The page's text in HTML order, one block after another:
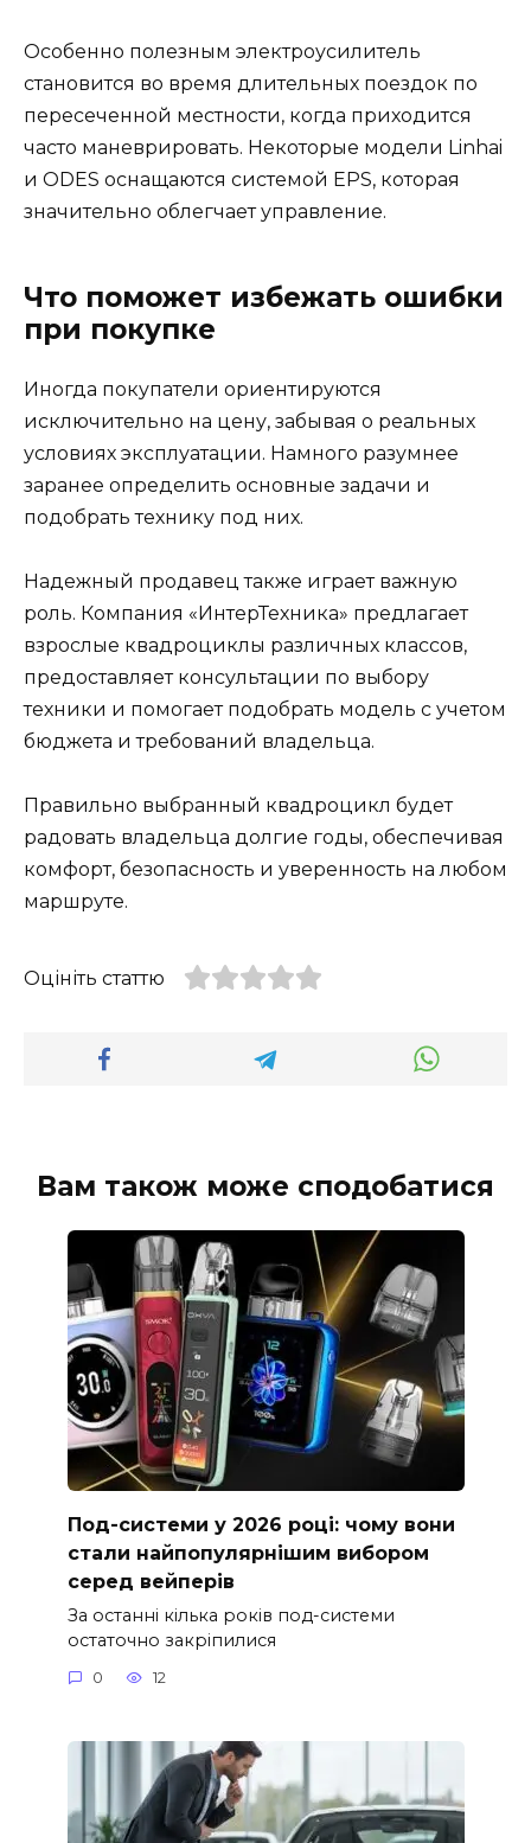
Особенно полезным электроусилитель
становится во время длительных поездок по
пересеченной местности, когда приходится
часто маневрировать. Некоторые модели Linhai
и ODES оснащаются системой EPS, которая
значительно облегчает управление.
Что поможет избежать ошибки
при покупке
Иногда покупатели ориентируются
исключительно на цену, забывая о реальных
условиях эксплуатации. Намного разумнее
заранее определить основные задачи и
подобрать технику под них.
Надежный продавец также играет важную
роль. Компания «ИнтерТехника» предлагает
взрослые квадроциклы различных классов,
предоставляет консультации по выбору
техники и помогает подобрать модель с учетом
бюджета и требований владельца.
Правильно выбранный квадроцикл будет
радовать владельца долгие годы, обеспечивая
комфорт, безопасность и уверенность на любом
маршруте.
Оцініть статтю
Вам також може сподобатися
Под-системи у 2026 році: чому вони
стали найпопулярнішим вибором
серед вейперів
За останні кілька років под-системи
остаточно закріпилися
0 12